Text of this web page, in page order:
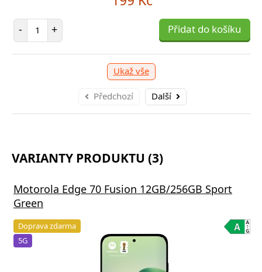
- Počet položek
+ Přidat do košíku
Ukaž vše
Předchozí Další
3 809 Kč
položek
+ Přidat do košíku -
1 300 Kč
položek
+ Přidat do košíku -
VARIANTY PRODUKTU (3)
Motorola Edge 70 Fusion 12GB/256GB Sport
Green
Doprava zdarma
5G